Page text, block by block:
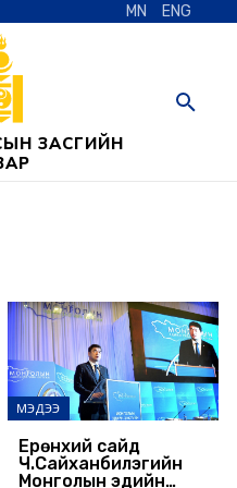
MN ENG
ЗАСГИЙН
МЭДЭЭ
Ерөнхий сайд
Ч.Сайханбилэгийн
Монголын эдийн